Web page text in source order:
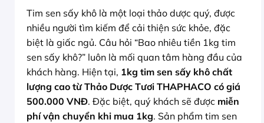
Tim sen sấy khô là một loại thảo dược quý, được
nhiều người tìm kiếm để cải thiện sức khỏe, đặc
biệt là giấc ngủ. Câu hỏi “Bao nhiêu tiền 1kg tim
sen sấy khô?” luôn là mối quan tâm hàng đầu của
khách hàng. Hiện tại, 1kg tim sen sấy khô chất
lượng cao từ Thảo Dược Tươi THAPHACO có giá
500.000 VNĐ. Đặc biệt, quý khách sẽ được miễn
phí vận chuyển khi mua 1kg. Sản phẩm tim sen